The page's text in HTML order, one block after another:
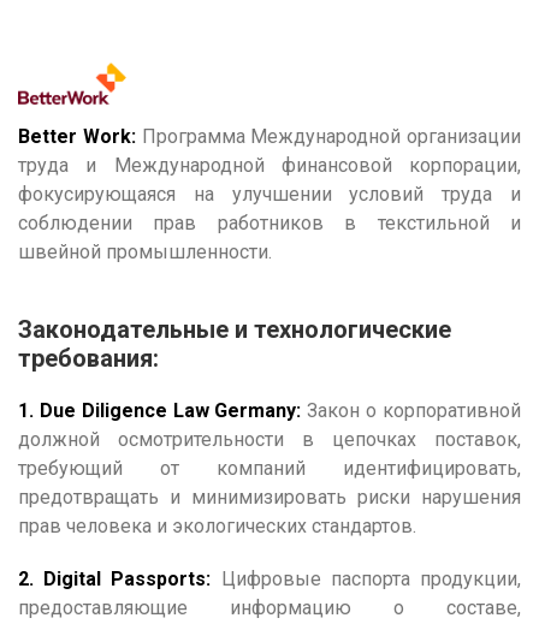
Better Work:Программа Международной организации
труда и Международной финансовой корпорации,
фокусирующаяся на улучшении условий труда и
соблюдении прав работников в текстильной и
швейной промышленности.
Законодательные и технологические
требования:
1. Due Diligence Law Germany: Закон о корпоративной
должной осмотрительности в цепочках поставок,
требующий от компаний идентифицировать,
предотвращать и минимизировать риски нарушения
прав человека и экологических стандартов.
2. Digital Passports: Цифровые паспорта продукции,
предоставляющие информацию о составе,